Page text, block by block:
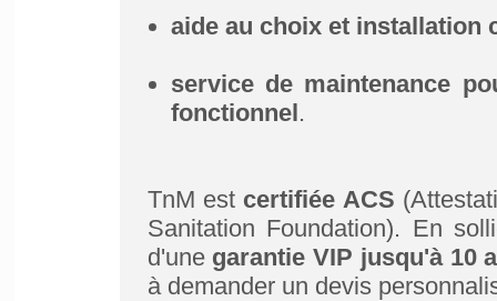
aide au choix et installation
service de maintenance
fonctionnel.
TnM est certifiée ACS
Sanitation Foundation). En
d'une garantie VIP jusqu'à 10
à demander un devis